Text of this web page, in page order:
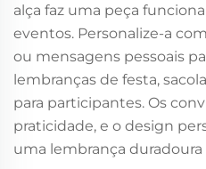
alça faz uma peça
eventos. Personalize-a
ou mensagens pessoais
lembranças de festa,
para participantes. Os
praticidade, e o design
uma lembrança duradoura